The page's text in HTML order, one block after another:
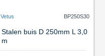
Vetus BP250S30
Stalen buis D 250mm L 3,0
m